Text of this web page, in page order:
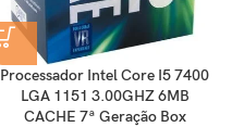
Processador Intel Core I5 7400
LGA 1151 3.00GHZ 6MB
CACHE 7ª Geração Box